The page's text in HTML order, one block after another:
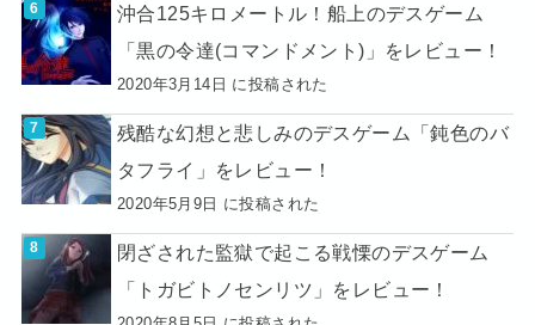
沖合125キロメートル！船上のデスゲーム
「黒の令達(コマンドメント)」をレビュー！
2020年3月14日 に投稿された
残酷な幻想と悲しみのデスゲーム「鈍色のバ
タフライ」をレビュー！
2020年5月9日 に投稿された
閉ざされた監獄で起こる戦慄のデスゲーム
「トガビトノセンリツ」をレビュー！